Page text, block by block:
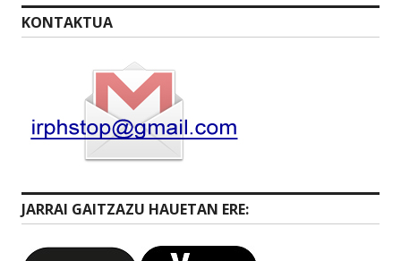
KONTAKTUA
JARRAI GAITZAZU HAUETAN ERE: